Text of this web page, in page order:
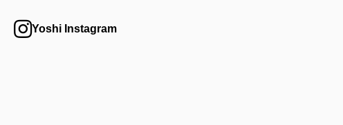
Yoshi Instagram